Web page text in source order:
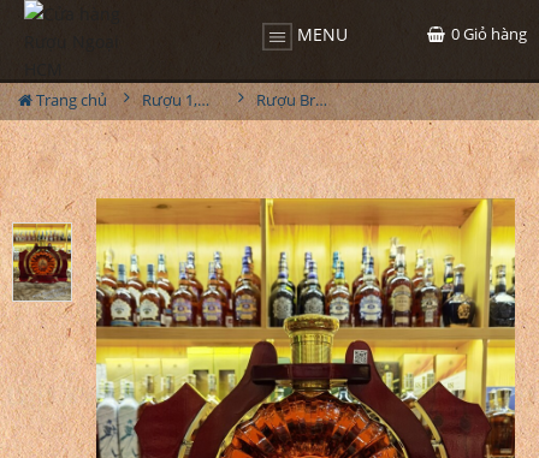
MENU 0Giỏ hàng
Trang chủ Rượu 1,5L-2L-3L-4,5L Rượu Brandy XO Ballon D'or XO 3000ml